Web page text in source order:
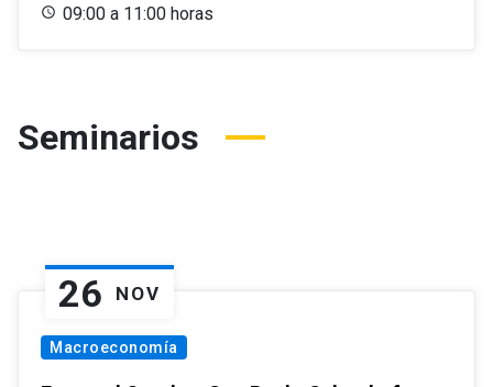
09:00 a 11:00 horas
Seminarios
26 NOV
Macroeconomía